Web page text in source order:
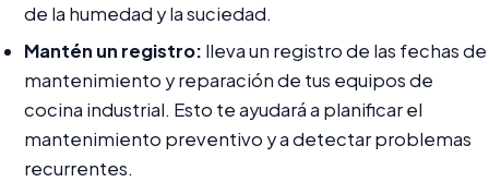
de la humedad y la suciedad.
Mantén un registro: lleva un registro de las fechas de
mantenimiento y reparación de tus equipos de
cocina industrial. Esto te ayudará a planificar el
mantenimiento preventivo y a detectar problemas
recurrentes.